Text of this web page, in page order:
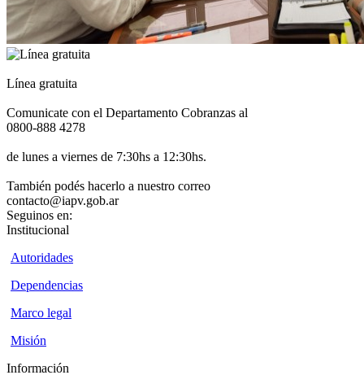
Línea gratuita
Comunicate con el Departamento Cobranzas al
0800-888 4278
de lunes a viernes de 7:30hs a 12:30hs.
También podés hacerlo a nuestro correo
contacto@iapv.gob.ar
Seguinos en:
Institucional
Autoridades
Dependencias
Marco legal
Misión
Información